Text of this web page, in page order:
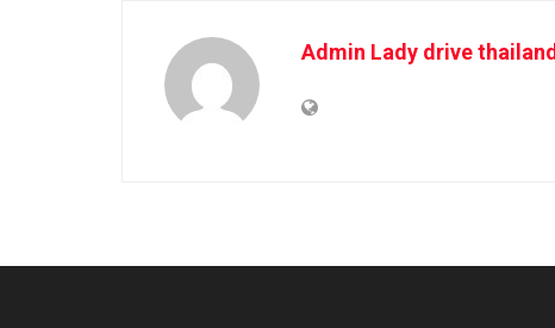
Admin Lady drive thailand